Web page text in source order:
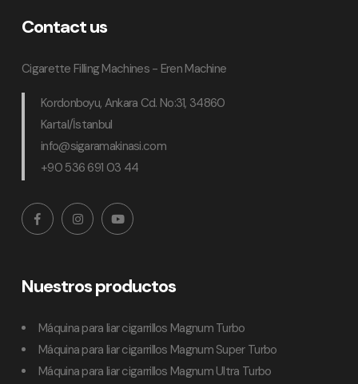
Contact us
Cigarette Filling Machines - Eren Machine
Kordonboyu, Ankara Cd. No:31, 34860
Kartal/İstanbul
info@sigaramakinasi.com
+90 536 691 03 44
Nuestros productos
Máquina para liar cigarrillos Magnum Turbo
Máquina para liar cigarrillos Magnum Super Turbo
Máquina para liar cigarrillos Magnum Ultra Turbo